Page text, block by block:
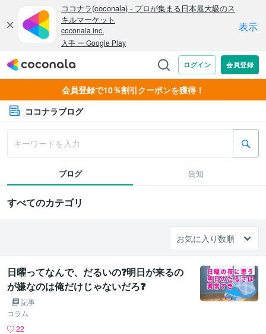
会員登録で10％割引クーポンを獲得！
ココナラブログ
ブログ 告知
すべてのカテゴリ
日曜ってなんで、だるいの❓明日が来るの
が嫌なのは俺だけじゃないだろ❓
記事
コラム
22